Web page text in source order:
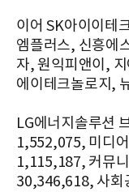
이어 SK아이이테
엠플러스, 신흥에
자, 원익피앤이,
에이테크놀로지,
LG에너지솔루션
1,552,075, 미디
1,115,187, 커뮤
30,346,618, 사회